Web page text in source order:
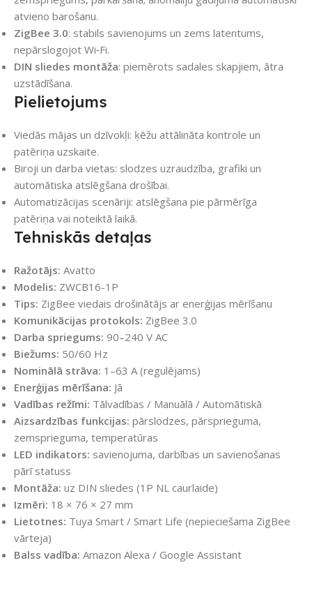
atvieno barošanu.
ZigBee 3.0: stabils savienojums un zems latentums,
nepārslogojot Wi‑Fi.
DIN sliedes montāža: piemērots sadales skapjiem, ātra
uzstādīšana.
Pielietojums
Viedās mājas un dzīvokļi: ķēžu attālināta kontrole un
patēriņa uzskaite.
Biroji un darba vietas: slodzes uzraudzība, grafiki un
automātiska atslēgšana drošībai.
Automatizācijas scenāriji: atslēgšana pie pārmērīga
patēriņa vai noteiktā laikā.
Tehniskās detaļas
Ražotājs: Avatto
Modelis: ZWCB16-1P
Tips: ZigBee viedais drošinātājs ar enerģijas mērīšanu
Komunikācijas protokols: ZigBee 3.0
Darba spriegums: 90–240 V AC
Biežums: 50/60 Hz
Nominālā strāva: 1–63 A (regulējams)
Enerģijas mērīšana: Jā
Vadības režīmi: Tālvadības / Manuālā / Automātiskā
Aizsardzības funkcijas: pārslodzes, pārsprieguma,
zemsprieguma, temperatūras
LED indikators: savienojuma, darbības un savienošanas
pārī statuss
Montāža: uz DIN sliedes (1P NL caurlaide)
Izmēri: 18 × 76 × 27 mm
Lietotnes: Tuya Smart / Smart Life (nepieciešama ZigBee
vārteja)
Balss vadība: Amazon Alexa / Google Assistant